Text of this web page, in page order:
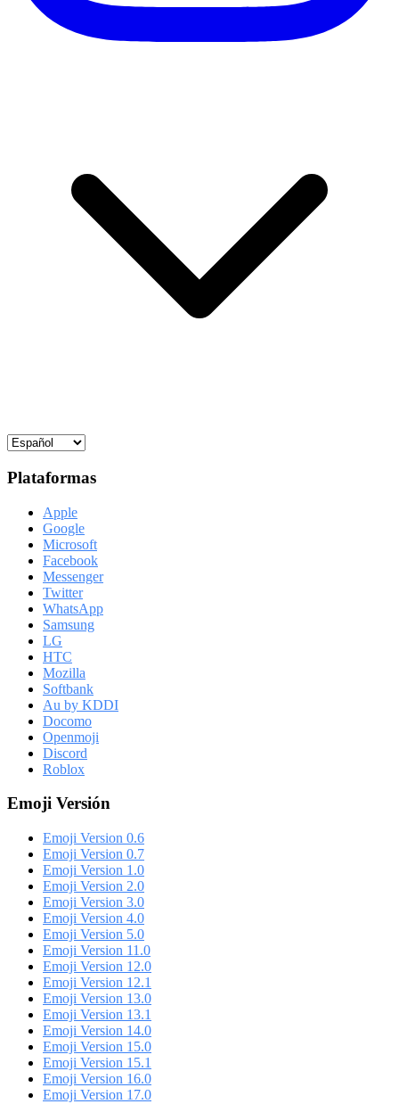
Plataformas
Apple
Google
Microsoft
Facebook
Messenger
Twitter
WhatsApp
Samsung
LG
HTC
Mozilla
Softbank
Au by KDDI
Docomo
Openmoji
Discord
Roblox
Emoji Versión
Emoji Version 0.6
Emoji Version 0.7
Emoji Version 1.0
Emoji Version 2.0
Emoji Version 3.0
Emoji Version 4.0
Emoji Version 5.0
Emoji Version 11.0
Emoji Version 12.0
Emoji Version 12.1
Emoji Version 13.0
Emoji Version 13.1
Emoji Version 14.0
Emoji Version 15.0
Emoji Version 15.1
Emoji Version 16.0
Emoji Version 17.0